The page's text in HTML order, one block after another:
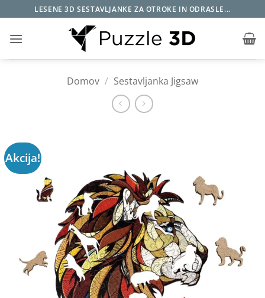
na
vsebino
LESENE 3D SESTAVLJANKE ZA OTROKE IN ODRASLE...
Domov / Sestavljanka Jigsaw
Akcija!